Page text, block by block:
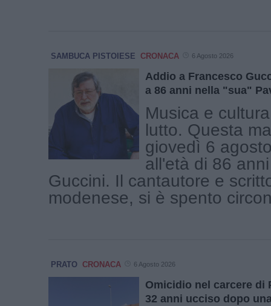
SAMBUCA PISTOIESE CRONACA 6 Agosto 2026
Addio a Francesco
a 86 anni nella "sua"
Musica e
lutto. Questa
giovedì 6
all'età di 86
Guccini. Il cantautore e
modenese, si è spento
PRATO CRONACA 6 Agosto 2026
Omicidio nel carcere di
32 anni ucciso dopo